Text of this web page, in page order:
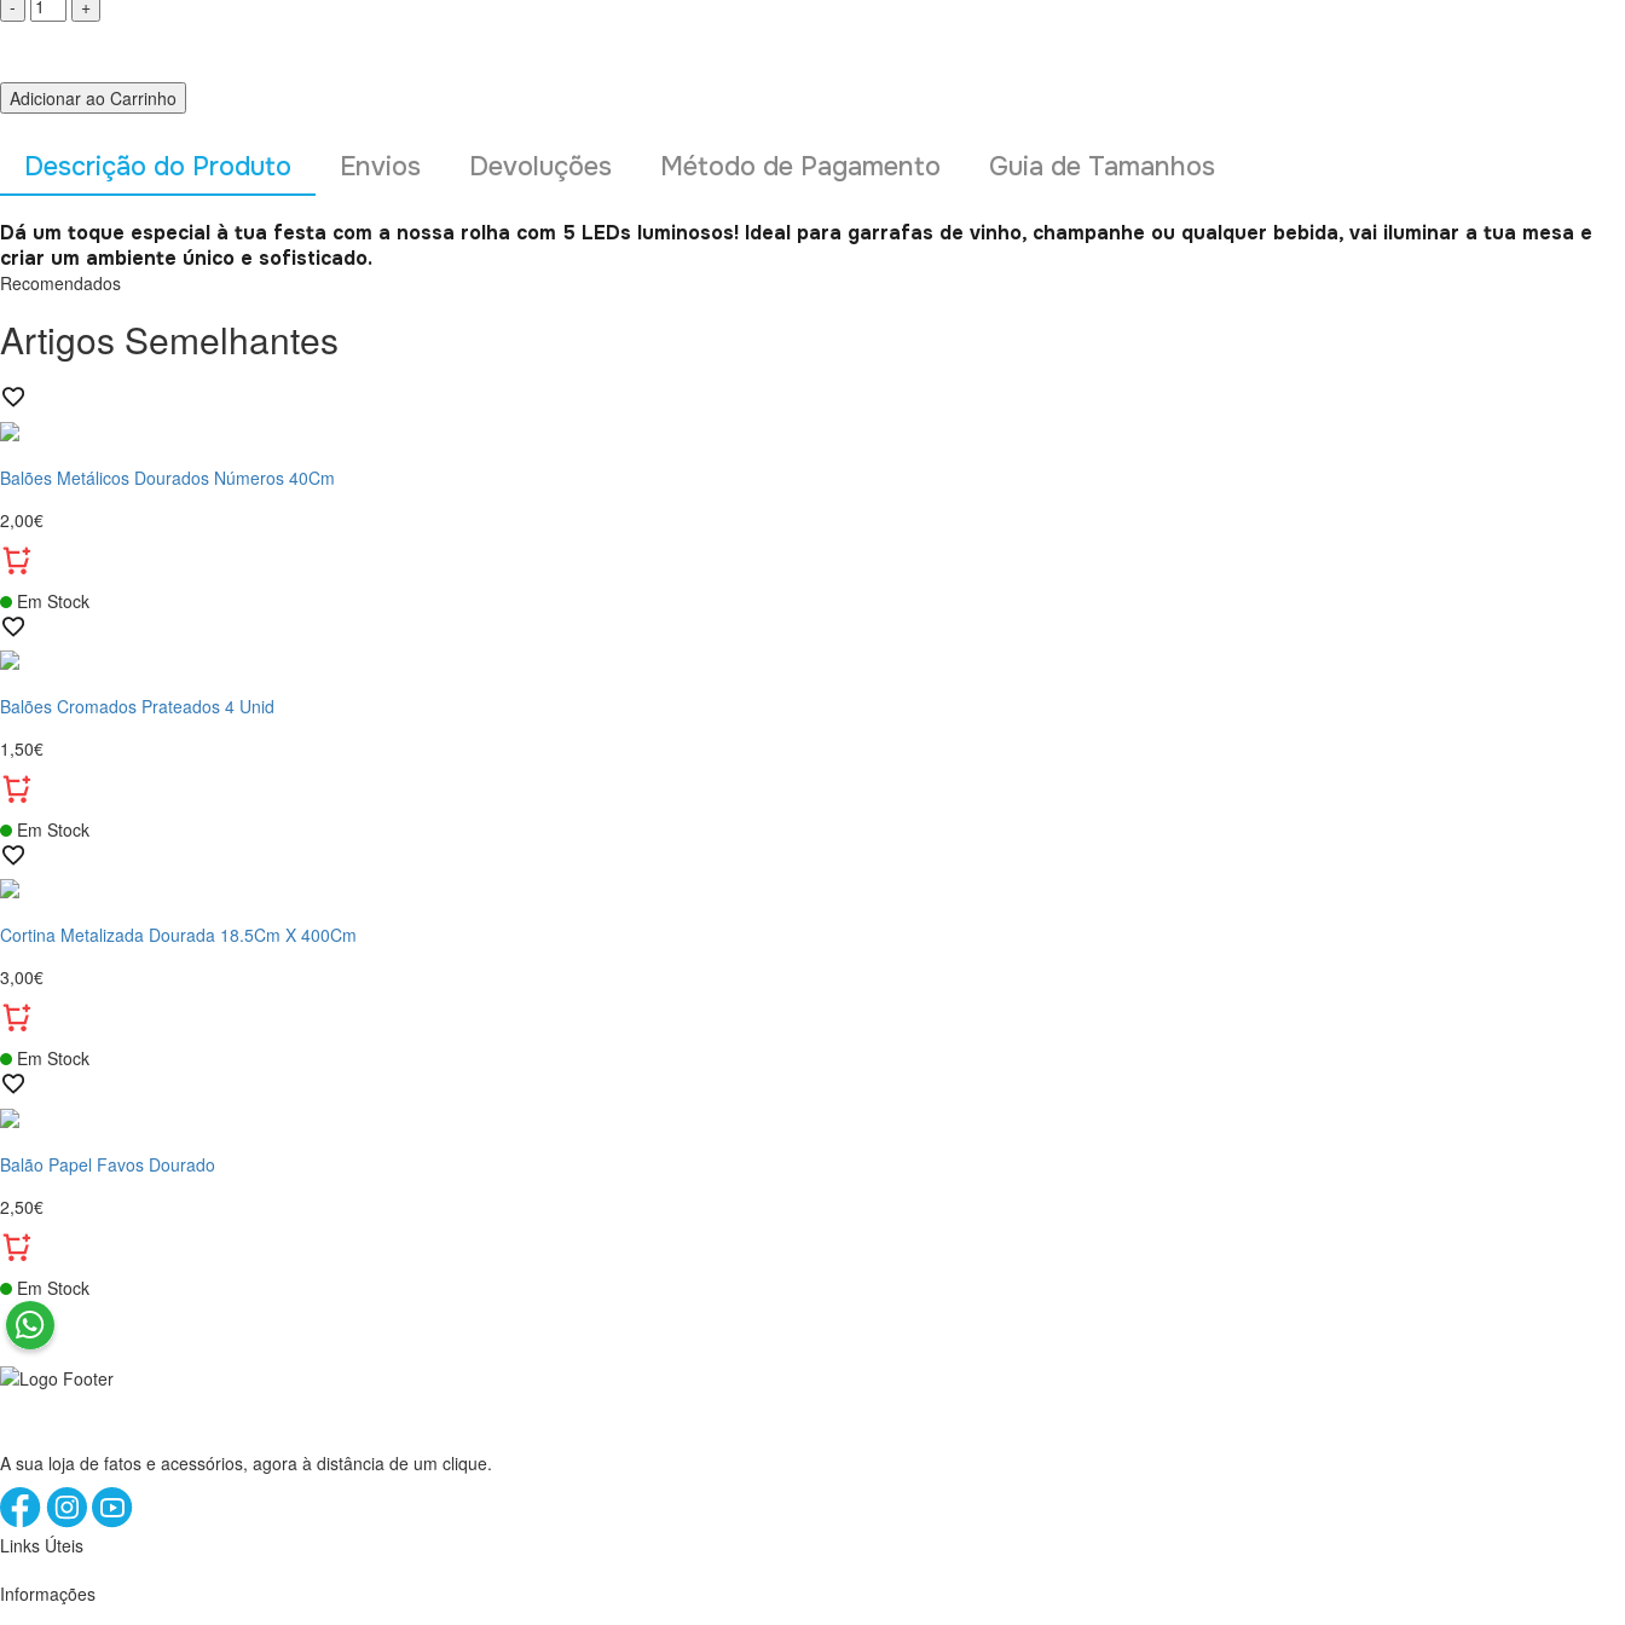
Adicionar ao Carrinho
Descrição do Produto Envios Devoluções Método de Pagamento Guia de Tamanhos
Dá um toque especial à tua festa com a nossa rolha com 5 LEDs luminosos! Ideal para garrafas de vinho, champanhe ou qualquer bebida, vai iluminar a tua mesa e
criar um ambiente único e sofisticado.
Recomendados
Artigos Semelhantes
Balões Metálicos Dourados Números 40Cm
2,00€
Em Stock
Balões Cromados Prateados 4 Unid
1,50€
Em Stock
Cortina Metalizada Dourada 18.5Cm X 400Cm
3,00€
Em Stock
Balão Papel Favos Dourado
2,50€
Em Stock
A sua loja de fatos e acessórios, agora à distância de um clique.
Links Úteis
Informações